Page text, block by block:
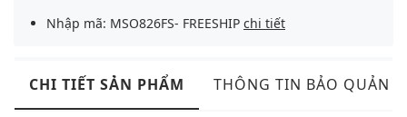
Nhập mã: MSO826FS- FREESHIP chi tiết
CHI TIẾT SẢN PHẨM THÔNG TIN BẢO QUẢN